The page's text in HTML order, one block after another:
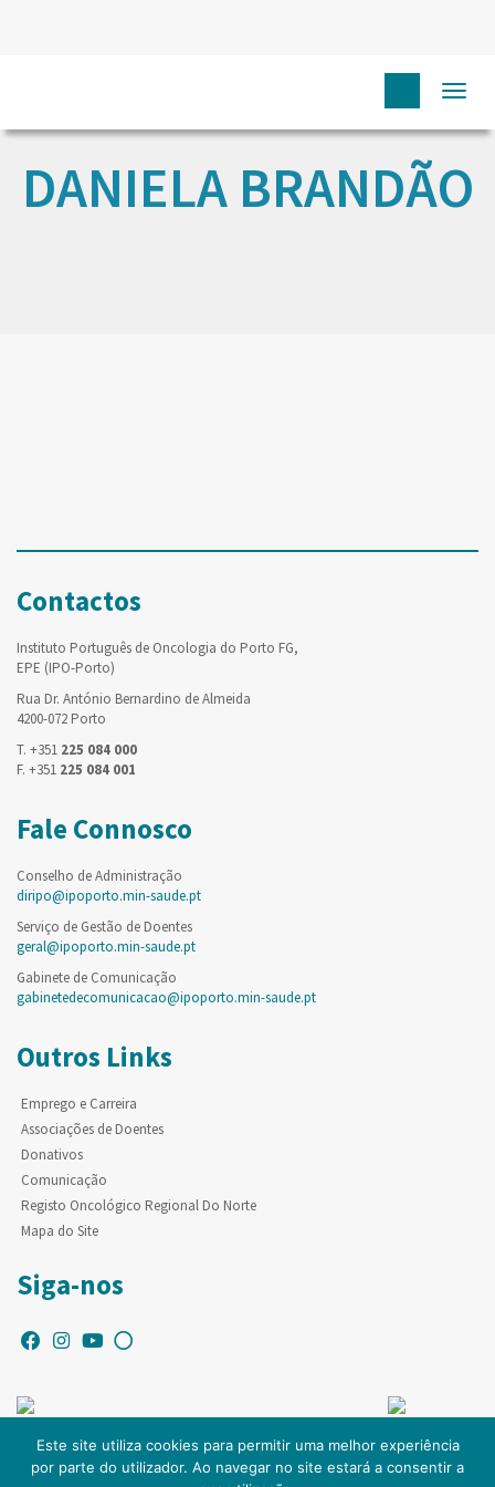
DANIELA BRANDÃO
Contactos
Instituto Português de Oncologia do Porto FG,
EPE (IPO-Porto)
Rua Dr. António Bernardino de Almeida
4200-072 Porto
T. +351 225 084 000
F. +351 225 084 001
Fale Connosco
Conselho de Administração
diripo@ipoporto.min-saude.pt
Serviço de Gestão de Doentes
geral@ipoporto.min-saude.pt
Gabinete de Comunicação
gabinetedecomunicacao@ipoporto.min-saude.pt
Outros Links
Emprego e Carreira
Associações de Doentes
Donativos
Comunicação
Registo Oncológico Regional Do Norte
Mapa do Site
Siga-nos
Este site utiliza cookies para permitir uma melhor experiência
por parte do utilizador. Ao navegar no site estará a consentir a